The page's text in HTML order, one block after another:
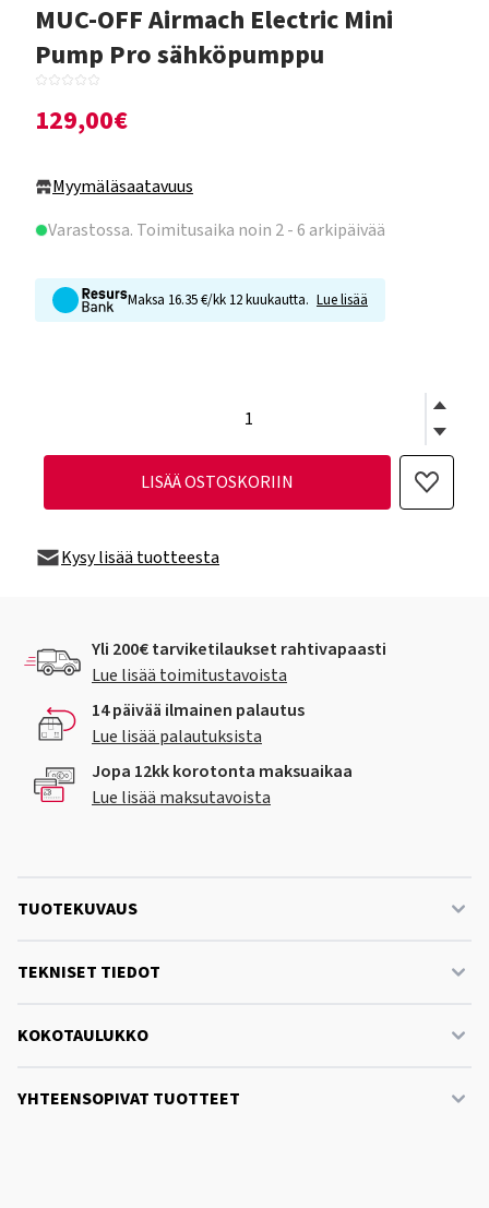
MUC-OFF Airmach Electric Mini
Pump Pro sähköpumppu
129,00€
Myymäläsaatavuus
Varastossa. Toimitusaika noin 2 - 6 arkipäivää
Maksa 16.35 €/kk 12 kuukautta. Lue lisää
LISÄÄ OSTOSKORIIN
Kysy lisää tuotteesta
Yli 200€ tarviketilaukset rahtivapaasti
Lue lisää toimitustavoista
14 päivää ilmainen palautus
Lue lisää palautuksista
Jopa 12kk korotonta maksuaikaa
Lue lisää maksutavoista
TUOTEKUVAUS
TEKNISET TIEDOT
KOKOTAULUKKO
YHTEENSOPIVAT TUOTTEET